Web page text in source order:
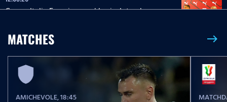
Coppa Italia Frecciarossa | Lazio-Inter, la
Serie A Enilive | Lazio-Inter, le parole di Dele-
Bashiru nel pre partita
MATCHES east
AMICHEVOLE, 18:45